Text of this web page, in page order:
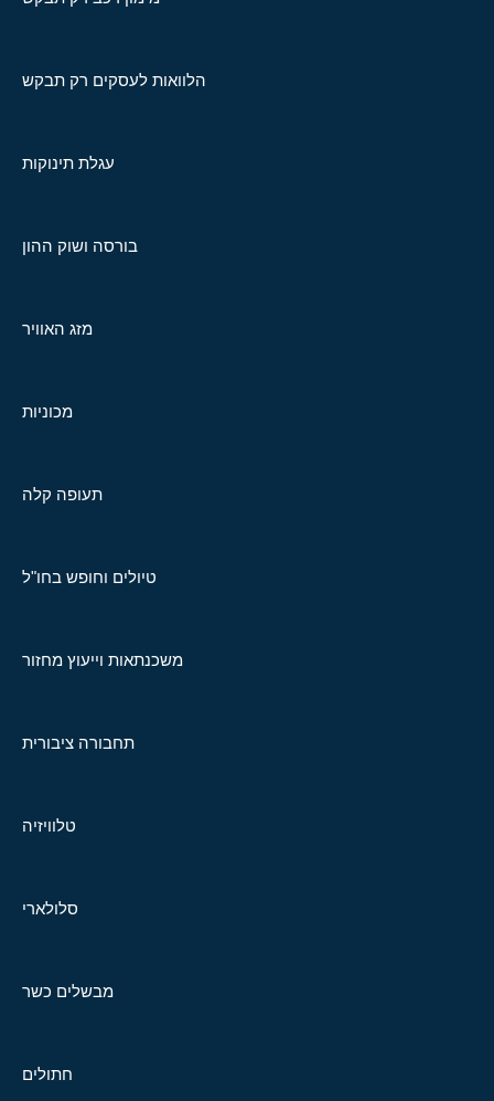
הלוואות לעסקים רק תבקש
עגלת תינוקות
בורסה ושוק ההון
מזג האוויר
מכוניות
תעופה קלה
טיולים וחופש בחו"ל
משכנתאות וייעוץ מחזור
תחבורה ציבורית
טלוויזיה
סלולארי
מבשלים כשר
חתולים